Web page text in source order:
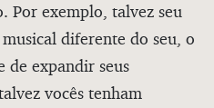
Por exemplo, talvez seu
diferente do seu, o
de expandir seus
vocês tenham